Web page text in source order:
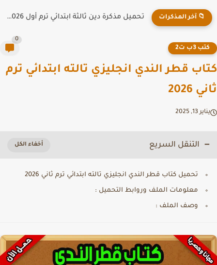
📁 آخر المذكرات تحميل مذكرة دين ثالثة ابتدائي ترم أول 2026 PDF لمدرسة...
3ب ت2
قطر الندي انجليزي تالته ابتدائي ترم
2026
13, 2025
التنقل السريع
تحميل كتاب قطر الندي انجليزي تالته ابتدائي ترم ثاني 2026
معلومات الملف وروابط التحميل :
وصف الملف :